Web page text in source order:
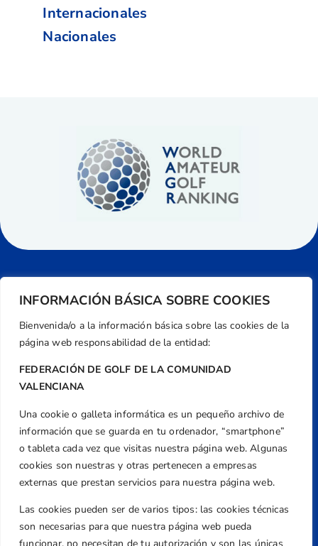
INFORMACIÓN BÁSICA SOBRE COOKIES
Bienvenida/o a la información básica sobre las cookies de la
página web responsabilidad de la entidad:
FEDERACIÓN DE GOLF DE LA COMUNIDAD
VALENCIANA
Una cookie o galleta informática es un pequeño archivo de
información que se guarda en tu ordenador, “smartphone”
o tableta cada vez que visitas nuestra página web. Algunas
cookies son nuestras y otras pertenecen a empresas
externas que prestan servicios para nuestra página web.
Las cookies pueden ser de varios tipos: las cookies técnicas
son necesarias para que nuestra página web pueda
Internacionales
Nacionales
Dirección
Centre de L´Esport, Carrer d'Isaac Peral i
Caballero, Nº 5, Despachos 2 y 3, 46980,
Valencia
+34 961 367 799
Email